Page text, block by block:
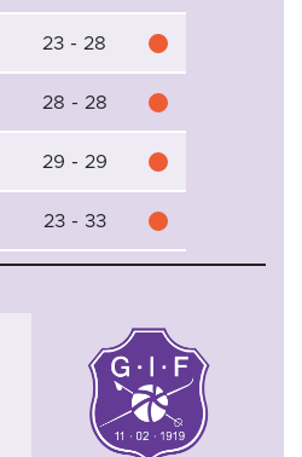
23 - 28
28 - 28
29 - 29
23 - 33